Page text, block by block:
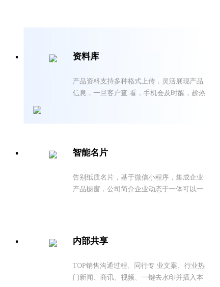
资料库
产品资料⽀持多种格式上传，灵活展现产品
信息，一旦客户查 看，手机会及时醒，趁热
智能名片
告别纸质名片，基于微信小程序，集成企业
产品橱窗，公司简介企业动态于一体可以一
内部共享
TOP销售沟通过程、同行专 业文案、行业热
门新闻、商讯、视频、一键去水印并插入本